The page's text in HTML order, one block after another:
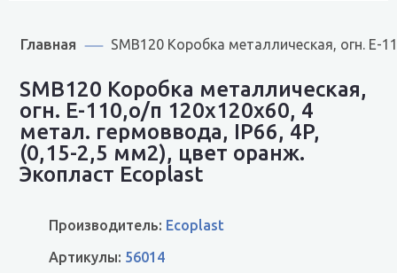
Главная SMB120 Коробка металлическая, огн. E-
SMB120 Коробка металлическая,
огн. E-110,о/п 120х120х60, 4
метал. гермоввода, IP66, 4P,
(0,15-2,5 мм2), цвет оранж.
Экопласт Ecoplast
Производитель: Ecoplast
Артикулы: 56014